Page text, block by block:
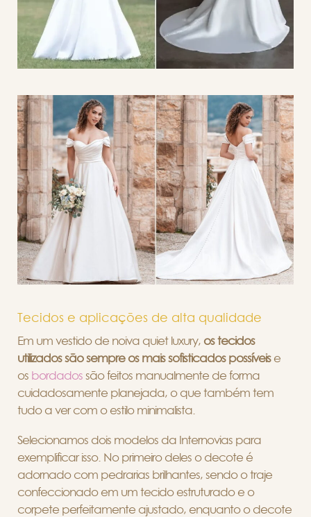
Tecidos e aplicações de alta qualidade
Em um vestido de noiva quiet luxury, os tecidos
utilizados são sempre os mais sofisticados possíveise
os bordados são feitos manualmente de forma
cuidadosamente planejada, o que também tem
tudo a ver com o estilo minimalista.
Selecionamos dois modelos da Internovias para
exemplificar isso. No primeiro deles o decote é
adornado com pedrarias brilhantes, sendo o traje
confeccionado em um tecido estruturado e o
corpete perfeitamente ajustado, enquanto o decote